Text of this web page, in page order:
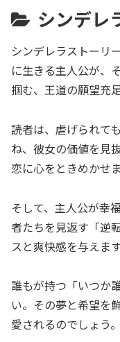
シンデレ
シンデレラストーリ
に生きる主人公が、
掴む、王道の願望充
読者は、虐げられて
ね、彼女の価値を見
恋に心をときめかせま
そして、主人公が幸
者たちを見返す「逆
スと爽快感を与えます
誰もが持つ「いつか
い。その夢と希望を
愛されるのでしょう。